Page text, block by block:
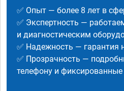
✅ Опыт — более 8 лет в
✅ Экспертность —
и диагностическим
✅ Надежность — гарантия
✅ Прозрачность —
телефону и